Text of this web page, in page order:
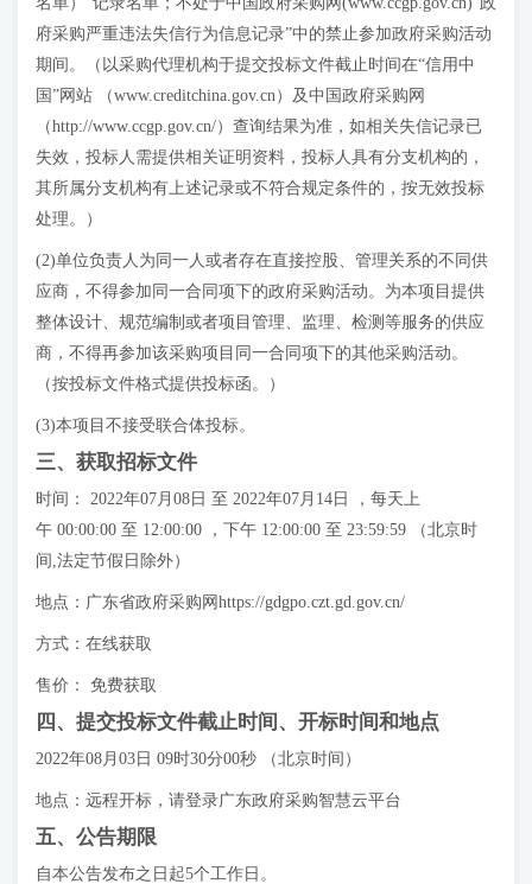
府采购严重违法失信行为信息记录”中的禁止参加政府采购活动
期间。（以采购代理机构于提交投标文件截止时间在“信用中
国”网站 （www.creditchina.gov.cn）及中国政府采购网
（http://www.ccgp.gov.cn/）查询结果为准，如相关失信记录已
失效，投标人需提供相关证明资料，投标人具有分支机构的，
其所属分支机构有上述记录或不符合规定条件的，按无效投标
处理。）
(2)单位负责人为同一人或者存在直接控股、管理关系的不同供
应商，不得参加同一合同项下的政府采购活动。为本项目提供
整体设计、规范编制或者项目管理、监理、检测等服务的供应
商，不得再参加该采购项目同一合同项下的其他采购活动。
（按投标文件格式提供投标函。）
(3)本项目不接受联合体投标。
三、获取招标文件
时间： 2022年07月08日 至 2022年07月14日 ，每天上
午 00:00:00 至 12:00:00 ，下午 12:00:00 至 23:59:59 （北京时
间,法定节假日除外）
地点：广东省政府采购网https://gdgpo.czt.gd.gov.cn/
方式：在线获取
售价： 免费获取
四、提交投标文件截止时间、开标时间和地点
2022年08月03日 09时30分00秒 （北京时间）
地点：远程开标，请登录广东政府采购智慧云平台
五、公告期限
自本公告发布之日起5个工作日。